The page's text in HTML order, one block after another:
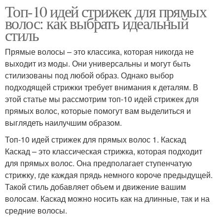
Топ-10 идей стрижек для прямых
волос: как выбрать идеальный
стиль
Прямые волосы – это классика, которая никогда не
выходит из моды. Они универсальны и могут быть
стилизованы под любой образ. Однако выбор
подходящей стрижки требует внимания к деталям. В
этой статье мы рассмотрим топ-10 идей стрижек для
прямых волос, которые помогут вам выделиться и
выглядеть наилучшим образом.
Топ-10 идей стрижек для прямых волос 1. Каскад
Каскад – это классическая стрижка, которая подходит
для прямых волос. Она предполагает ступенчатую
стрижку, где каждая прядь немного короче предыдущей.
Такой стиль добавляет объем и движение вашим
волосам. Каскад можно носить как на длинные, так и на
средние волосы.